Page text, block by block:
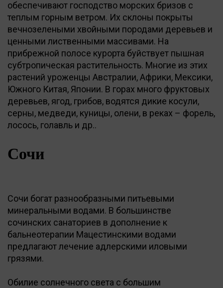
обеспечивают господство морских бризов с
теплым горным ветром. Их склоны покрыты
вечнозелеными хвойными породами деревьев и
ценными лиственными массивами. На
прибрежной полосе курорта буйствует пышная
субтропическая растительность. Многие из этих
растений уроженцы Австралии, Африки, Мексики,
Южного Китая, Японии. В горах много фруктовых
деревьев, ягод, грибов, водятся дикие косули,
серны, медведи, куницы, олени, в реках – форель,
лосось, голавль и др..
Сочи
Сочи богат разнообразными питьевыми
минеральными водами. В большинстве
сочинских санаториев в дополнение к
бальнеотерапии Мацестинскими водами
предлагают лечение адлерскими иловыми
грязями.
Обилие солнечного света с большим